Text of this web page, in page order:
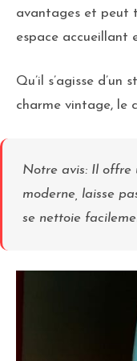
avantages et peut
espace accueillant
Qu’il s’agisse
charme vintage, le
Notre avis: Il offre
moderne, laisse
se nettoie